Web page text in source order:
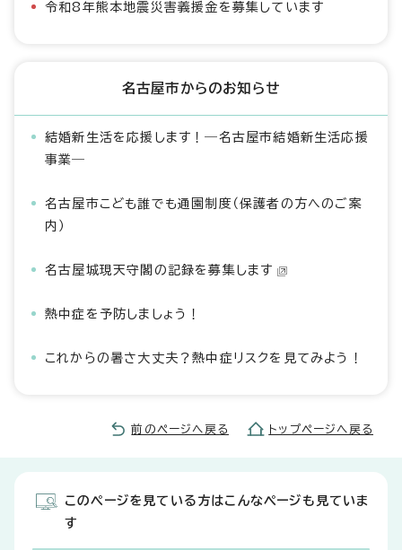
令和8年熊本地震災害義援金を募集しています
名古屋市からのお知らせ
結婚新生活を応援します！―名古屋市結婚新生活応援
事業―
名古屋市こども誰でも通園制度（保護者の方へのご案
内）
名古屋城現天守閣の記録を募集します
熱中症を予防しましょう！
これからの暑さ大丈夫？熱中症リスクを見てみよう！
前のページへ戻る トップページへ戻る
このページを見ている方はこんなページも見ていま
す